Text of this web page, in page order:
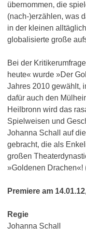
übernommen, die
(nach-)erzählen, was
in der kleinen
globalisierte große
Bei der
heute« wurde »Der
Jahres 2010 gewählt,
dafür auch den
Heilbronn wird das
Spielweisen und
Johanna Schall auf
gebracht, die als
großen
»Goldenen Drachen«!
Premiere am
Regie
Johanna Schall